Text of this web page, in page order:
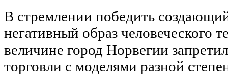
В стремлении победить
негативный образ человеческого
величине город Норвегии
торговли с моделями разной